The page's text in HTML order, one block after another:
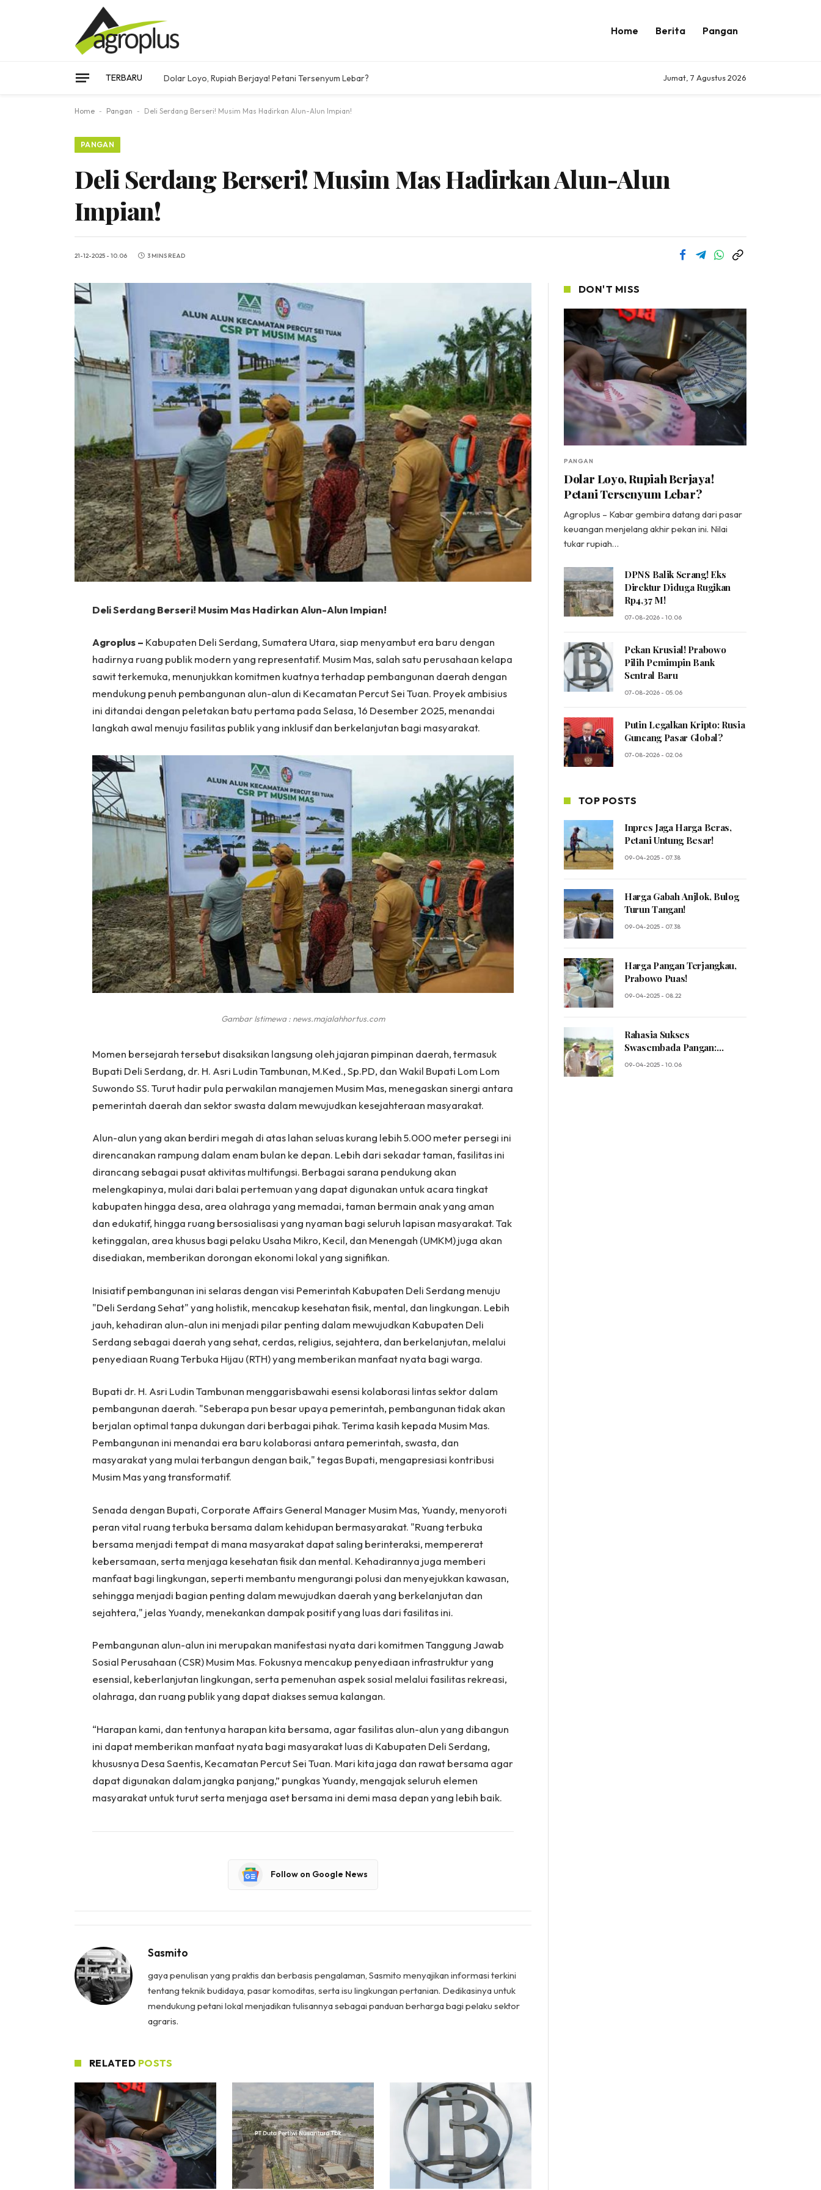
Home Berita Pangan
TERBARU Dolar Loyo, Rupiah Berjaya! Petani Tersenyum Lebar? Jumat, 7 Agustus 2026
Home - Pangan - Deli Serdang Berseri! Musim Mas Hadirkan Alun-Alun Impian!
PANGAN
Deli Serdang Berseri! Musim Mas Hadirkan Alun-Alun
Impian!
21-12-2025 - 10.06 3 MINS READ
Deli Serdang Berseri! Musim Mas Hadirkan Alun-Alun Impian!
Agroplus – Kabupaten Deli Serdang, Sumatera Utara, siap menyambut era baru dengan
hadirnya ruang publik modern yang representatif. Musim Mas, salah satu perusahaan kelapa
sawit terkemuka, menunjukkan komitmen kuatnya terhadap pembangunan daerah dengan
mendukung penuh pembangunan alun-alun di Kecamatan Percut Sei Tuan. Proyek ambisius
ini ditandai dengan peletakan batu pertama pada Selasa, 16 Desember 2025, menandai
langkah awal menuju fasilitas publik yang inklusif dan berkelanjutan bagi masyarakat.
Gambar Istimewa : news.majalahhortus.com
Momen bersejarah tersebut disaksikan langsung oleh jajaran pimpinan daerah, termasuk
Bupati Deli Serdang, dr. H. Asri Ludin Tambunan, M.Ked., Sp.PD, dan Wakil Bupati Lom Lom
Suwondo SS. Turut hadir pula perwakilan manajemen Musim Mas, menegaskan sinergi antara
pemerintah daerah dan sektor swasta dalam mewujudkan kesejahteraan masyarakat.
Alun-alun yang akan berdiri megah di atas lahan seluas kurang lebih 5.000 meter persegi ini
direncanakan rampung dalam enam bulan ke depan. Lebih dari sekadar taman, fasilitas ini
dirancang sebagai pusat aktivitas multifungsi. Berbagai sarana pendukung akan
melengkapinya, mulai dari balai pertemuan yang dapat digunakan untuk acara tingkat
kabupaten hingga desa, area olahraga yang memadai, taman bermain anak yang aman
dan edukatif, hingga ruang bersosialisasi yang nyaman bagi seluruh lapisan masyarakat. Tak
ketinggalan, area khusus bagi pelaku Usaha Mikro, Kecil, dan Menengah (UMKM) juga akan
disediakan, memberikan dorongan ekonomi lokal yang signifikan.
Inisiatif pembangunan ini selaras dengan visi Pemerintah Kabupaten Deli Serdang menuju
"Deli Serdang Sehat" yang holistik, mencakup kesehatan fisik, mental, dan lingkungan. Lebih
jauh, kehadiran alun-alun ini menjadi pilar penting dalam mewujudkan Kabupaten Deli
Serdang sebagai daerah yang sehat, cerdas, religius, sejahtera, dan berkelanjutan, melalui
penyediaan Ruang Terbuka Hijau (RTH) yang memberikan manfaat nyata bagi warga.
Bupati dr. H. Asri Ludin Tambunan menggarisbawahi esensi kolaborasi lintas sektor dalam
pembangunan daerah. "Seberapa pun besar upaya pemerintah, pembangunan tidak akan
berjalan optimal tanpa dukungan dari berbagai pihak. Terima kasih kepada Musim Mas.
Pembangunan ini menandai era baru kolaborasi antara pemerintah, swasta, dan
masyarakat yang mulai terbangun dengan baik," tegas Bupati, mengapresiasi kontribusi
Musim Mas yang transformatif.
Senada dengan Bupati, Corporate Affairs General Manager Musim Mas, Yuandy, menyoroti
peran vital ruang terbuka bersama dalam kehidupan bermasyarakat. "Ruang terbuka
bersama menjadi tempat di mana masyarakat dapat saling berinteraksi, mempererat
kebersamaan, serta menjaga kesehatan fisik dan mental. Kehadirannya juga memberi
manfaat bagi lingkungan, seperti membantu mengurangi polusi dan menyejukkan kawasan,
sehingga menjadi bagian penting dalam mewujudkan daerah yang berkelanjutan dan
sejahtera," jelas Yuandy, menekankan dampak positif yang luas dari fasilitas ini.
Pembangunan alun-alun ini merupakan manifestasi nyata dari komitmen Tanggung Jawab
Sosial Perusahaan (CSR) Musim Mas. Fokusnya mencakup penyediaan infrastruktur yang
esensial, keberlanjutan lingkungan, serta pemenuhan aspek sosial melalui fasilitas rekreasi,
olahraga, dan ruang publik yang dapat diakses semua kalangan.
“Harapan kami, dan tentunya harapan kita bersama, agar fasilitas alun-alun yang dibangun
ini dapat memberikan manfaat nyata bagi masyarakat luas di Kabupaten Deli Serdang,
khususnya Desa Saentis, Kecamatan Percut Sei Tuan. Mari kita jaga dan rawat bersama agar
dapat digunakan dalam jangka panjang,” pungkas Yuandy, mengajak seluruh elemen
masyarakat untuk turut serta menjaga aset bersama ini demi masa depan yang lebih baik.
Follow on Google News
Sasmito
gaya penulisan yang praktis dan berbasis pengalaman, Sasmito menyajikan informasi terkini
tentang teknik budidaya, pasar komoditas, serta isu lingkungan pertanian. Dedikasinya untuk
mendukung petani lokal menjadikan tulisannya sebagai panduan berharga bagi pelaku sektor
agraris.
RELATED POSTS
DON'T MISS
PANGAN
Dolar Loyo, Rupiah Berjaya!
Petani Tersenyum Lebar?
Agroplus – Kabar gembira datang dari pasar
keuangan menjelang akhir pekan ini. Nilai
tukar rupiah…
DPNS Balik Serang! Eks
Direktur Diduga Rugikan
Rp4,37 M!
07-08-2026 - 10.06
Pekan Krusial! Prabowo
Pilih Pemimpin Bank
Sentral Baru
07-08-2026 - 05.06
Putin Legalkan Kripto: Rusia
Guncang Pasar Global?
07-08-2026 - 02.06
TOP POSTS
Inpres Jaga Harga Beras,
Petani Untung Besar!
09-04-2025 - 07.38
Harga Gabah Anjlok, Bulog
Turun Tangan!
09-04-2025 - 07.38
Harga Pangan Terjangkau,
Prabowo Puas!
09-04-2025 - 08.22
Rahasia Sukses
Swasembada Pangan:
Prabowo Ungkap Sosok
09-04-2025 - 10.06